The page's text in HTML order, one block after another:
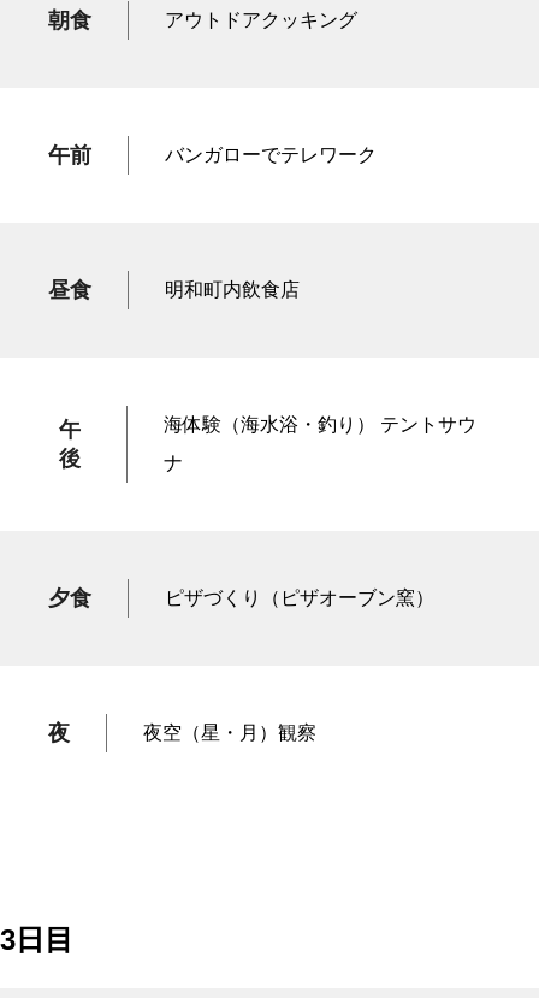
朝食 アウトドアクッキング
午前 バンガローでテレワーク
昼食 明和町内飲食店
午
後
海体験（海水浴・釣り） テントサウ
ナ
夕食 ピザづくり（ピザオーブン窯）
夜 夜空（星・月）観察
3日目